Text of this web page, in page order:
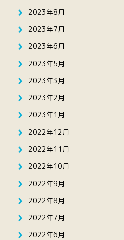
2023年8月
2023年7月
2023年6月
2023年5月
2023年3月
2023年2月
2023年1月
2022年12月
2022年11月
2022年10月
2022年9月
2022年8月
2022年7月
2022年6月